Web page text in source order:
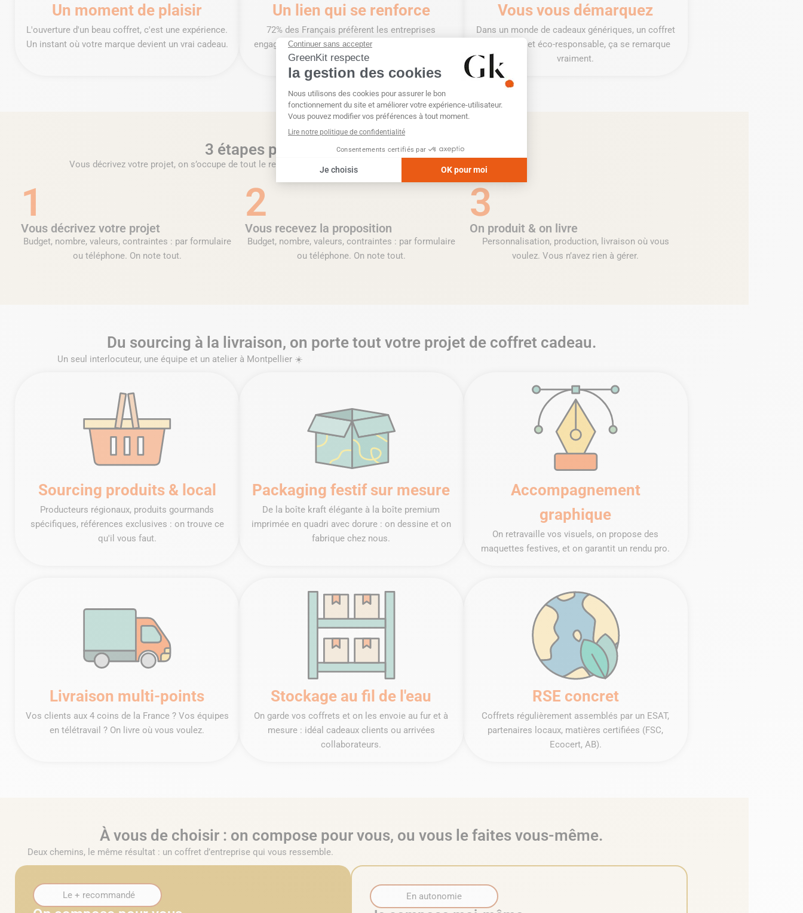
Un moment de plaisir
L'ouverture d'un beau coffret, c'est une expérience.
Un instant où votre marque devient un vrai cadeau.
Un lien qui se renforce
72% des Français préfèrent les entreprises
engagées. Un coffret durable crée une connexion
émotionnelle profonde.
Vous vous démarquez
Dans un monde de cadeaux génériques, un coffret
sur mesure et éco-responsable, ça se remarque
vraiment.
3 étapes pour créer votre kit de bienvenue
Vous décrivez votre projet, on s’occupe de tout le reste.
1
Vous décrivez votre projet
Budget, nombre, valeurs, contraintes : par formulaire
ou téléphone. On note tout.
2
Vous recevez la proposition
Budget, nombre, valeurs, contraintes : par formulaire
ou téléphone. On note tout.
3
On produit & on livre
Personnalisation, production, livraison où vous
voulez. Vous n’avez rien à gérer.
Du sourcing à la livraison, on porte tout votre projet de coffret cadeau.
Un seul interlocuteur, une équipe et un atelier à Montpellier ☀️
Sourcing produits & local
Producteurs régionaux, produits gourmands
spécifiques, références exclusives : on trouve ce
qu'il vous faut.
Packaging festif sur mesure
De la boîte kraft élégante à la boîte premium
imprimée en quadri avec dorure : on dessine et on
fabrique chez nous.
Accompagnement
graphique
On retravaille vos visuels, on propose des
maquettes festives, et on garantit un rendu pro.
Livraison multi-points
Vos clients aux 4 coins de la France ? Vos équipes
en télétravail ? On livre où vous voulez.
Stockage au fil de l'eau
On garde vos coffrets et on les envoie au fur et à
mesure : idéal cadeaux clients ou arrivées
collaborateurs.
RSE concret
Coffrets régulièrement assemblés par un ESAT,
partenaires locaux, matières certifiées (FSC,
Ecocert, AB).
À vous de choisir : on compose pour vous, ou vous le faites vous-même.
Deux chemins, le même résultat : un coffret d’entreprise qui vous ressemble.
Le + recommandé En autonomie